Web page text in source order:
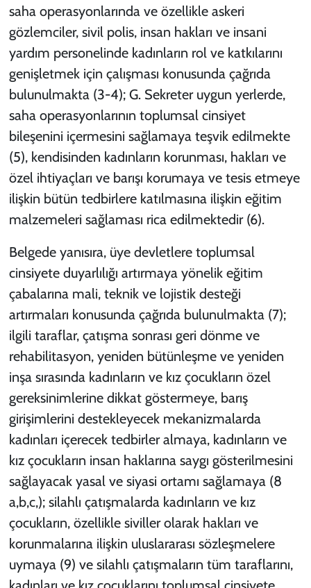
saha operasyonlarında ve özellikle askeri
gözlemciler, sivil polis, insan hakları ve insani
yardım personelinde kadınların rol ve katkılarını
genişletmek için çalışması konusunda çağrıda
bulunulmakta(3-4); G. Sekreter uygun yerlerde,
saha operasyonlarının toplumsal cinsiyet
bileşenini içermesini sağlamaya teşvik edilmekte
(5), kendisinden kadınların korunması, hakları ve
özel ihtiyaçları ve barışı korumaya ve tesis etmeye
ilişkin bütün tedbirlere katılmasına ilişkin eğitim
malzemeleri sağlaması rica edilmektedir(6).
Belgede yanısıra, üye devletlere toplumsal
cinsiyete duyarlılığı artırmaya yönelik eğitim
çabalarına mali, teknik ve lojistik desteği
artırmaları konusunda çağrıda bulunulmakta(7);
ilgili taraflar, çatışma sonrası geri dönme ve
rehabilitasyon, yeniden bütünleşme ve yeniden
inşa sırasında kadınların ve kız çocukların özel
gereksinimlerine dikkat göstermeye, barış
girişimlerini destekleyecek mekanizmalarda
kadınları içerecek tedbirler almaya, kadınların ve
kız çocukların insan haklarına saygı gösterilmesini
sağlayacak yasal ve siyasi ortamı sağlamaya (8
a,b,c,); silahlı çatışmalarda kadınların ve kız
çocukların, özellikle siviller olarak hakları ve
korunmalarına ilişkin uluslararası sözleşmelere
uymaya (9) ve silahlı çatışmaların tüm taraflarını,